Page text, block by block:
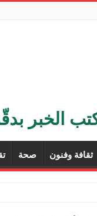
الخبر
ثقافة وفنون صحة